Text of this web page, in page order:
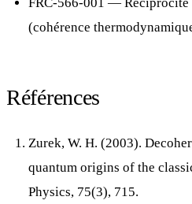
(cohérence
Références
Zurek, W. H. (2003).
quantum origins of the
Physics, 75(3), 715.